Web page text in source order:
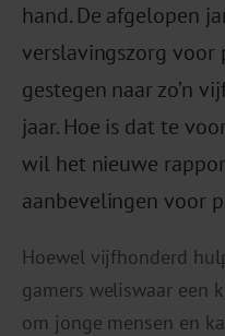
hand. De afgelopen
verslavingszorg voor
gestegen naar zo’n
jaar. Hoe is dat te
wil het nieuwe
aanbevelingen voor
Hoewel vijfhonderd
gamers weliswaar een
om jonge mensen en